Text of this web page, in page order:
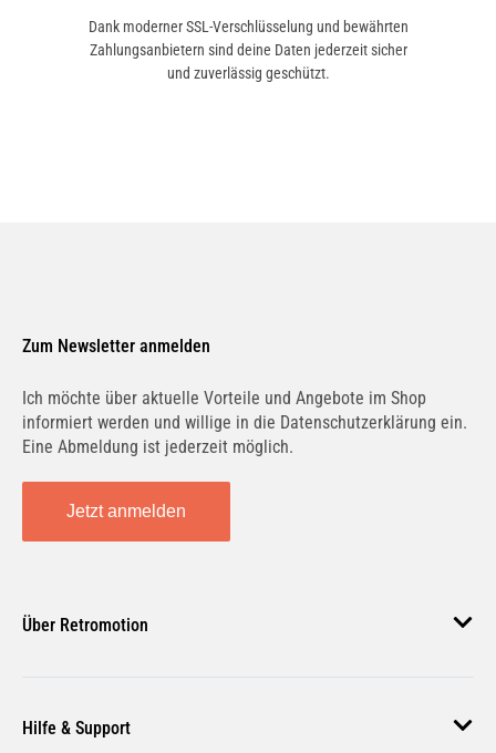
Dank moderner SSL-Verschlüsselung und bewährten
Zahlungsanbietern sind deine Daten jederzeit sicher
und zuverlässig geschützt.
Zum Newsletter anmelden
Ich möchte über aktuelle Vorteile und Angebote im Shop
informiert werden und willige in die Datenschutzerklärung ein.
Eine Abmeldung ist jederzeit möglich.
Jetzt anmelden
Über Retromotion
Unsere Jobs
Hilfe & Support